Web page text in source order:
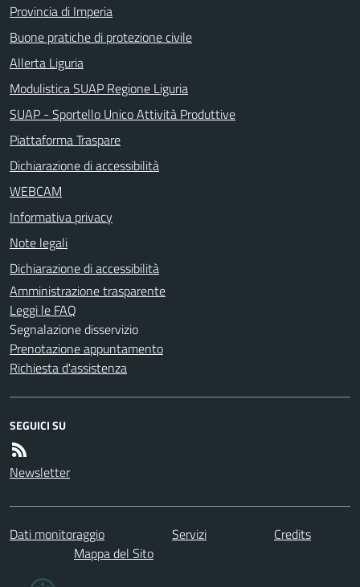
Provincia di Imperia
Buone pratiche di protezione civile
Allerta Liguria
Modulistica SUAP Regione Liguria
SUAP - Sportello Unico Attività Produttive
Piattaforma Traspare
Dichiarazione di accessibilità
WEBCAM
Informativa privacy
Note legali
Dichiarazione di accessibilità
Amministrazione trasparente
Leggi le FAQ
Segnalazione disservizio
Prenotazione appuntamento
Richiesta d'assistenza
SEGUICI SU
Newsletter
Dati monitoraggio Servizi
Credits
Mappa del Sito